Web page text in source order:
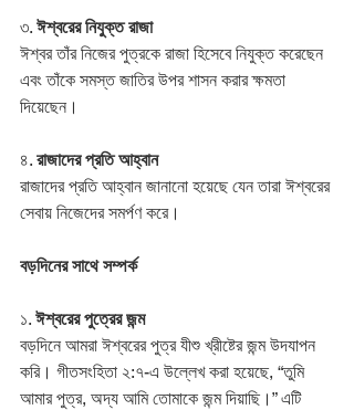
৩. ঈশ্বরের নিযুক্ত রাজা
ঈশ্বর তাঁর নিজের পুত্রকে রাজা হিসেবে নিযুক্ত করেছেন
এবং তাঁকে সমস্ত জাতির উপর শাসন করার ক্ষমতা
দিয়েছেন।
৪. রাজাদের প্রতি আহ্বান
রাজাদের প্রতি আহ্বান জানানো হয়েছে যেন তারা ঈশ্বরের
সেবায় নিজেদের সমর্পণ করে।
বড়দিনের সাথে সম্পর্ক
১. ঈশ্বরের পুত্রের জন্ম
বড়দিনে আমরা ঈশ্বরের পুত্র যীশু খ্রীষ্টের জন্ম উদযাপন
করি। গীতসংহিতা ২:৭-এ উল্লেখ করা হয়েছে, “তুমি
আমার পুত্র, অদ্য আমি তোমাকে জন্ম দিয়াছি।” এটি